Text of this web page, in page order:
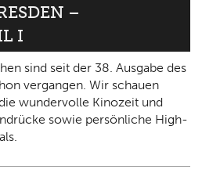
–
I
sind seit der 38. Ausgabe des
vergangen. Wir schauen
wundervolle Kinozeit und
sowie persönliche High-